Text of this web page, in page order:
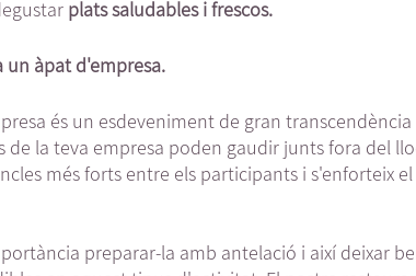
plats saludables i frescos.
un àpat d'empresa.
és un esdeveniment de gran
la teva empresa poden gaudir junts fora del
més forts entre els participants i s'enforteix
preparar-la amb antelació i així deixar